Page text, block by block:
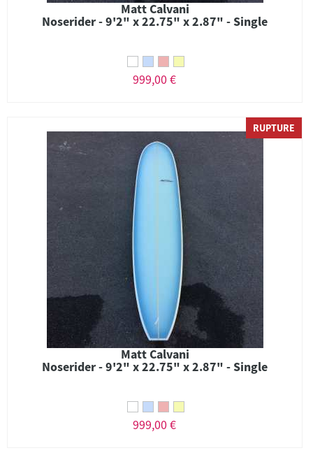
Matt Calvani
Noserider - 9'2" x 22.75" x 2.87" - Single
999,00 €
RUPTURE
Matt Calvani
Noserider - 9'2" x 22.75" x 2.87" - Single
999,00 €